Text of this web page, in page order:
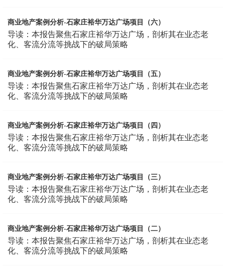
商业地产案例分析-石家庄裕华万达广场项目（六）
导读：本报告聚焦石家庄裕华万达广场，剖析其在业态老
化、客流分流等挑战下的破局策略
商业地产案例分析-石家庄裕华万达广场项目（五）
导读：本报告聚焦石家庄裕华万达广场，剖析其在业态老
化、客流分流等挑战下的破局策略
商业地产案例分析-石家庄裕华万达广场项目（四）
导读：本报告聚焦石家庄裕华万达广场，剖析其在业态老
化、客流分流等挑战下的破局策略
商业地产案例分析-石家庄裕华万达广场项目（三）
导读：本报告聚焦石家庄裕华万达广场，剖析其在业态老
化、客流分流等挑战下的破局策略
商业地产案例分析-石家庄裕华万达广场项目（二）
导读：本报告聚焦石家庄裕华万达广场，剖析其在业态老
化、客流分流等挑战下的破局策略